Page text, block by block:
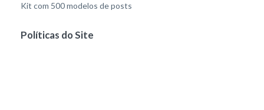
Kit com 500 modelos de posts
Políticas do Site